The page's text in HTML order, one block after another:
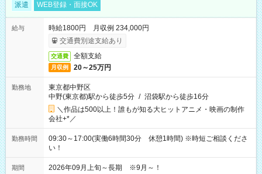
派遣 WEB登録・面接OK
給与
時給1800円 月収例 234,000円
交通費別途支給あり
交通費 全額支給
月収例 20～25万円
勤務地
東京都中野区
中野(東京都)駅から徒歩5分 / 沼袋駅から徒歩16分
＼作品は500以上！誰もが知る大ヒットアニメ・映画の制作
会社+*／
勤務時間
09:30～17:00(実働6時間30分 休憩1時間) ※時短ご相談くださ
い！
期間 2026年09月上旬～長期 ※9月～！